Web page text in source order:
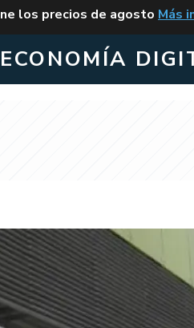
ALERTA
los precios de agosto Más
ECONOMÍA